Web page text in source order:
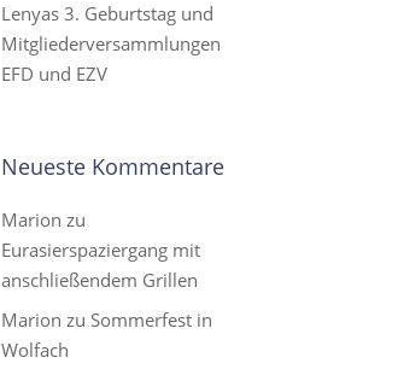
Lenyas 3. Geburtstag und
Mitgliederversammlungen
EFD und EZV
Neueste Kommentare
Marion zu
Eurasierspaziergang mit
anschließendem Grillen
Marion zu Sommerfest in
Wolfach